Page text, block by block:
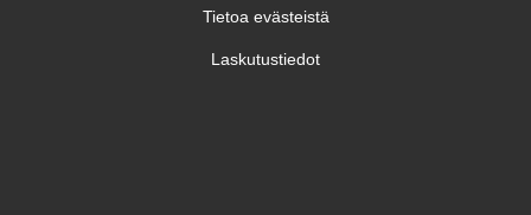
Tietoa evästeistä
Laskutustiedot